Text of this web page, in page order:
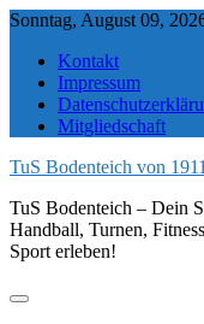
Skip
content
Sonntag, August 09,
Kontakt
Impressum
Mitgliedschaft
TuS Bodenteich von
TuS Bodenteich – Dein
Handball, Turnen,
Sport erleben!